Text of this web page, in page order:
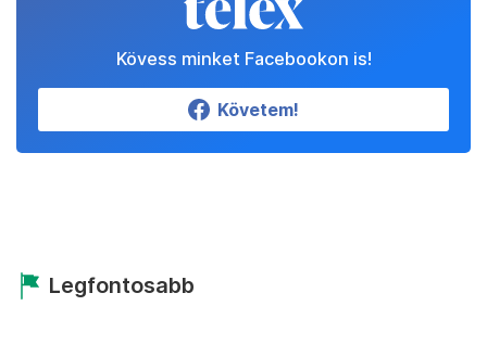
Kövess minket Facebookon is!
Követem!
Legfontosabb